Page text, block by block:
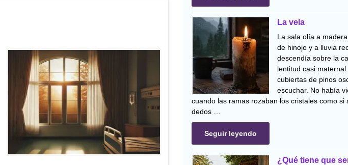
La vela
La sala olía a
de hinojo y a lluvia
descendía sobre la
lentitud casi
cubiertas de pinos
escuchar. No había
cuando las ramas rozaban los cristales como si
dedos …
Seguir leyendo
¿Qué tiene que